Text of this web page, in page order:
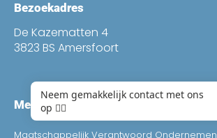
Bezoekadres
De Kazematten 4
3823 BS Amersfoort
Meer
Maatschappelijk Verantwoord Ondernemen